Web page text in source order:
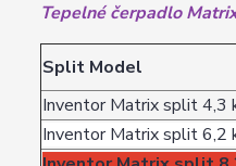
Tepelné čerpadlo
Split Model
Inventor Matrix split 4,3
Inventor Matrix split 6,2